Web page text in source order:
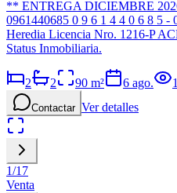
** ENTREGA DICIEMBRE
0961440685 0 9 6 1 4 4 0 6 8 5 -
Heredia Licencia Nro. 1216-P
Status Inmobiliaria.
2 2 90 m² 6 ago.
Contactar Ver detalles
1/17
Venta